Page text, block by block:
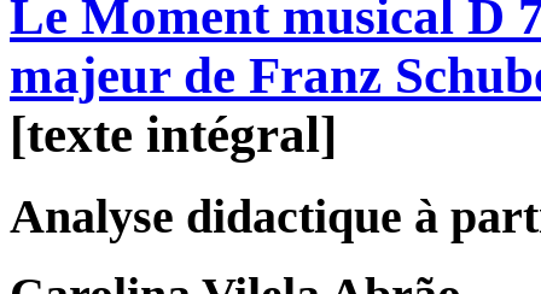
Le Moment musical D
majeur de Franz
[texte intégral]
Analyse didactique à